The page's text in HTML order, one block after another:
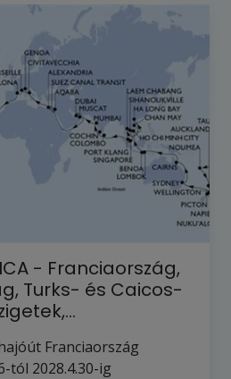
- Franciaország,
Turks- és Caicos-
Franciaország
tól 2028.4.30-ig